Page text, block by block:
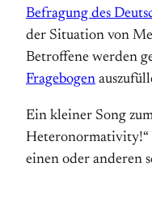
Befragung des
der Situation von
Betroffene werden
Fragebogen
Ein kleiner Song
Heteronormativity!“
einen oder anderen